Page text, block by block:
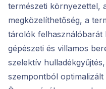
természeti környezettel,
megközelíthetőség, a
tárolók felhasználóbarát
gépészeti és villamos
szelektív
szempontból